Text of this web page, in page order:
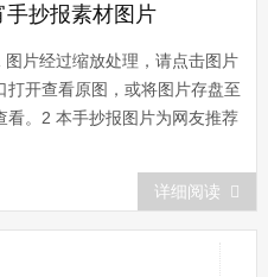
手抄报素材图片
图片经过缩放处理，请点击图片
打开查看原图，或将图片存盘至
看。2 本手抄报图片为网友推荐
借鉴、欣赏他人作品时提供方
任何疑问，请与本站联系。3 欢
站提供推荐优秀的手抄报作
详细阅读